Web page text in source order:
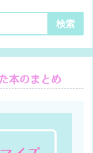
本のまとめ